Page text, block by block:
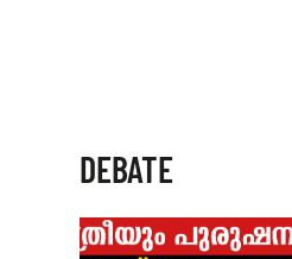
DEBATE